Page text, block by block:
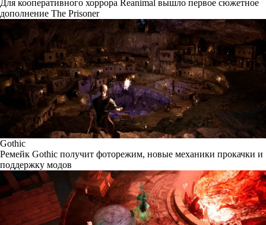
Для кооперативного хоррора Reanimal вышло первое сюжетное
дополнение The Prisoner
Gothic
Ремейк Gothic получит фоторежим, новые механики прокачки и
поддержку модов